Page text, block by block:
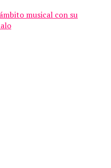
musical con su